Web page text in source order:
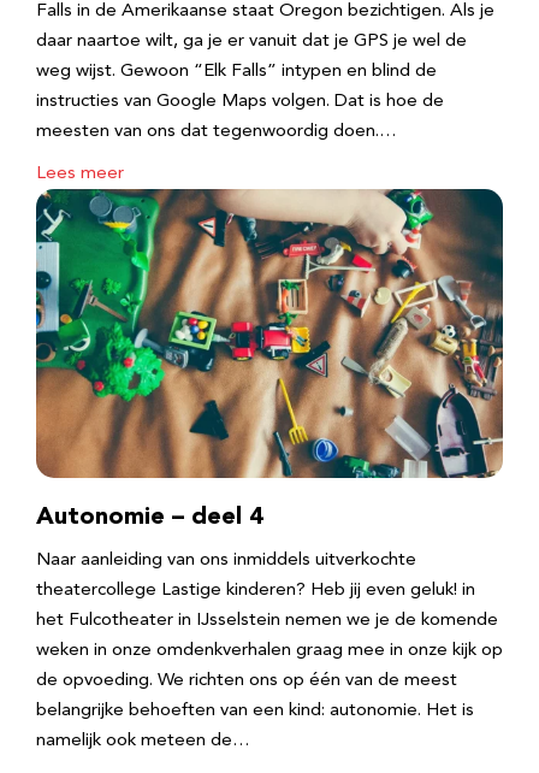
Falls in de Amerikaanse staat Oregon bezichtigen. Als je
daar naartoe wilt, ga je er vanuit dat je GPS je wel de
weg wijst. Gewoon “Elk Falls” intypen en blind de
instructies van Google Maps volgen. Dat is hoe de
meesten van ons dat tegenwoordig doen.…
Lees meer
Autonomie – deel 4
Naar aanleiding van ons inmiddels uitverkochte
theatercollege Lastige kinderen? Heb jij even geluk! in
het Fulcotheater in IJsselstein nemen we je de komende
weken in onze omdenkverhalen graag mee in onze kijk op
de opvoeding. We richten ons op één van de meest
belangrijke behoeften van een kind: autonomie. Het is
namelijk ook meteen de…